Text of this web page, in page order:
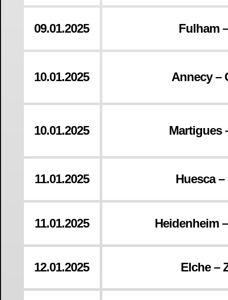
09.01.2025 Fulham
10.01.2025 Annecy –
10.01.2025 Martigues
11.01.2025 Huesca
11.01.2025 Heidenheim
12.01.2025 Elche –